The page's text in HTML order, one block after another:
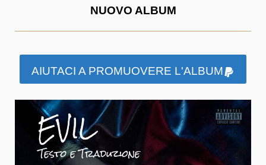
NUOVO ALBUM
AIUTACI A PROMUOVERE L'ALBUM